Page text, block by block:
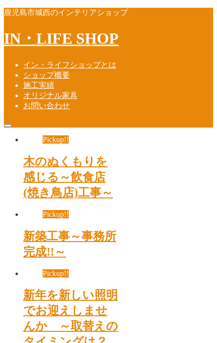
鹿児島市城西のインテリアショップ
IN・LIFE SHOP
イン・ライフショップとは
ショップ概要
施工実績
オリジナル家具
お問い合わせ
Pickup!!
木のぬくもりを
感じる～飲食店
(焼き鳥店)工事～
Pickup!!
新築工事～事務所
完成!!～
Pickup!!
新年を新しい照明
でお迎えしませ
んか ～取替えの